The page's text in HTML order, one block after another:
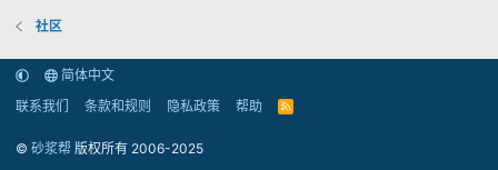
社区
简体中文
联系我们
条款和规则 隐私政策 帮助
R
© 砂浆帮 版权所有 2006-2025